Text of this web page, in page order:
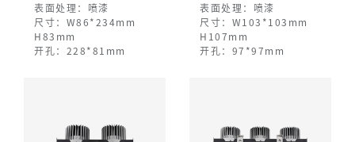
表面处理：喷漆
尺寸：W86*234mm
H83mm
开孔：228*81mm
表面处理：喷漆
尺寸：W103*103mm
H107mm
开孔：97*97mm